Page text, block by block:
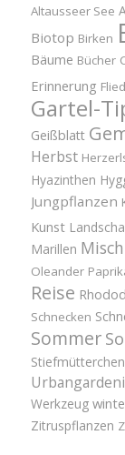
Altausseer See
Biotop Birken
Bäume Bücher
Erinnerung
Gartel-
Geißblatt
Herbst
Hyazinthen
Jungpflanzen
Kunst
Marillen
Oleander
Reise
Schnecken
Sommer
Stiefmütterchen
Werkzeug
Zitruspflanzen